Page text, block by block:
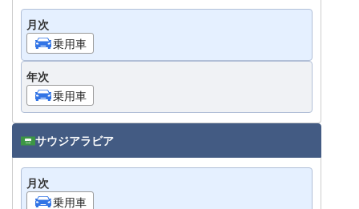
月次
乗用車
年次
乗用車
サウジアラビア
月次
乗用車